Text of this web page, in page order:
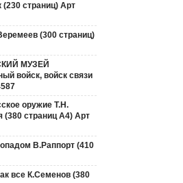
страниц) Арт
(300 страниц)
МУЗЕЙ
войск, войск связи
оружие Т.Н.
(380 страниц А4) Арт
В.Раппорт (410
все К.Семенов (380